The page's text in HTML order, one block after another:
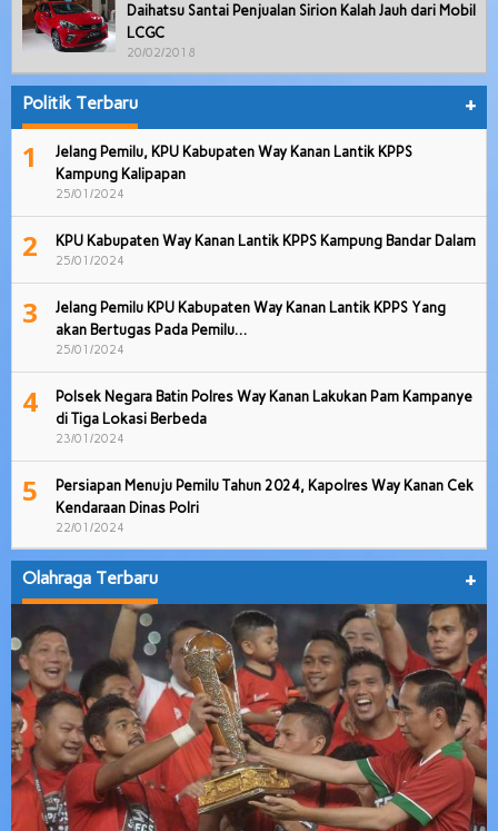
Daihatsu Santai Penjualan Sirion Kalah Jauh dari Mobil
LCGC
20/02/2018
Politik Terbaru +
1
Jelang Pemilu, KPU Kabupaten Way Kanan Lantik KPPS
Kampung Kalipapan
25/01/2024
2 KPU Kabupaten Way Kanan Lantik KPPS Kampung Bandar Dalam
25/01/2024
3
Jelang Pemilu KPU Kabupaten Way Kanan Lantik KPPS Yang
akan Bertugas Pada Pemilu…
25/01/2024
4
Polsek Negara Batin Polres Way Kanan Lakukan Pam Kampanye
di Tiga Lokasi Berbeda
23/01/2024
5
Persiapan Menuju Pemilu Tahun 2024, Kapolres Way Kanan Cek
Kendaraan Dinas Polri
22/01/2024
Olahraga Terbaru +